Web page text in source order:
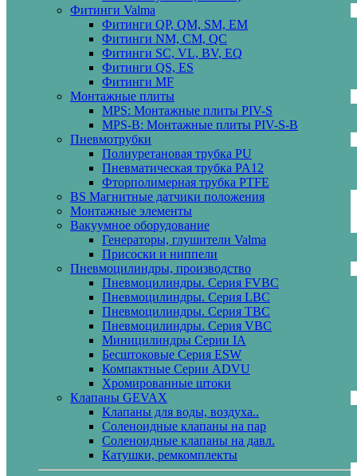
Фитинги Valma
Фитинги QP, QM, SM, EM
Фитинги NM, CM, QC
Фитинги SC, VL, BV, EQ
Фитинги QS, ES
Фитинги MF
Монтажные плиты
MPS: Монтажные плиты PIV-S
MPS-B: Монтажные плиты PIV-S-B
Пневмотрубки
Полиуретановая трубка PU
Пневматическая трубка PA12
Фторполимерная трубка PTFE
BS Магнитные датчики положения
Монтажные элементы
Вакуумное оборудование
Генераторы, глушители Valma
Присоски и ниппели
Пневмоцилиндры, производство
Пневмоцилиндры. Серия FVBC
Пневмоцилиндры. Серия LBC
Пневмоцилиндры. Серия TBC
Пневмоцилиндры. Серия VBC
Миницилиндры Cерии IA
Бесштоковые Серия ESW
Компактные Серии ADVU
Хромированные штоки
Клапаны GEVAX
Клапаны для воды, воздуха..
Соленоидные клапаны на пар
Соленоидные клапаны на давл.
Катушки, ремкомплекты